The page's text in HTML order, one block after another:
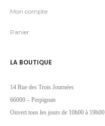
Mon compte
Panier
LA BOUTIQUE
14 Rue des Trois Journées
66000 – Perpignan
Ouvert tous les jours de 10h00 à 19h00